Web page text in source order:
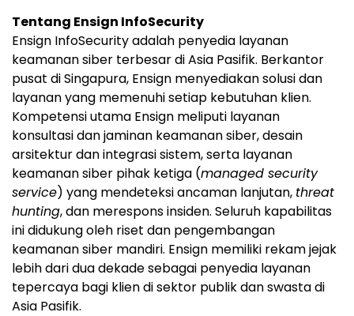
Tentang Ensign InfoSecurity
Ensign InfoSecurity adalah penyedia layanan
keamanan siber terbesar di Asia Pasifik. Berkantor
pusat di Singapura, Ensign menyediakan solusi dan
layanan yang memenuhi setiap kebutuhan klien.
Kompetensi utama Ensign meliputi layanan
konsultasi dan jaminan keamanan siber, desain
arsitektur dan integrasi sistem, serta layanan
keamanan siber pihak ketiga (managed security
service) yang mendeteksi ancaman lanjutan, threat
hunting, dan merespons insiden. Seluruh kapabilitas
ini didukung oleh riset dan pengembangan
keamanan siber mandiri. Ensign memiliki rekam jejak
lebih dari dua dekade sebagai penyedia layanan
tepercaya bagi klien di sektor publik dan swasta di
Asia Pasifik.